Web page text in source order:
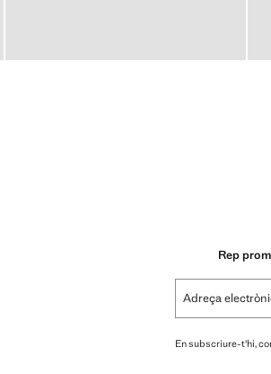
Rep
Adreça
En subscriure-t'hi,